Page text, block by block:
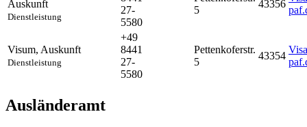
Auskunft
Dienstleistung
27-
5580
5
43356
Visum, Auskunft
Dienstleistung
+49
8441
27-
5580
Pettenkoferstr.
5
43354
Ausländeramt